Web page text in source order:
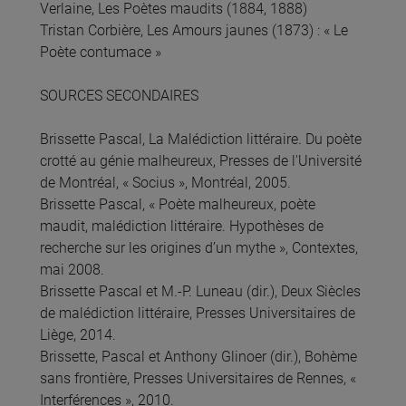
Verlaine, Les Poètes maudits (1884, 1888)
Tristan Corbière, Les Amours jaunes (1873) : « Le
Poète contumace »
SOURCES SECONDAIRES
Brissette Pascal, La Malédiction littéraire. Du poète
crotté au génie malheureux, Presses de l'Université
de Montréal, « Socius », Montréal, 2005.
Brissette Pascal, « Poète malheureux, poète
maudit, malédiction littéraire. Hypothèses de
recherche sur les origines d’un mythe », Contextes,
mai 2008.
Brissette Pascal et M.-P. Luneau (dir.), Deux Siècles
de malédiction littéraire, Presses Universitaires de
Liège, 2014.
Brissette, Pascal et Anthony Glinoer (dir.), Bohème
sans frontière, Presses Universitaires de Rennes, «
Interférences », 2010.